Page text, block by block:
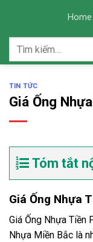
content
Home
Tìm
TIN TỨC
Giá Ống
Tóm tắt
Giá Ống Nhựa
Giá Ống Nhựa Tiền
Nhựa Miền Bắc là